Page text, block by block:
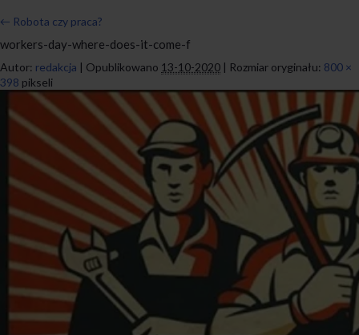
← Robota czy praca?
workers-day-where-does-it-come-f
Autor: redakcja | Opublikowano 13-10-2020 | Rozmiar oryginału: 800 ×
398 pikseli